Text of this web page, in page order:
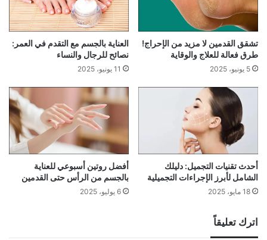
تشقق القدمين لا مزيد من الإحراج!
طرق فعالة للعلاج والوقاية
5 يونيو، 2025
العناية بالجسم مع التقدم في العمر:
نصائح للرجال والنساء
11 يونيو، 2025
أحدث تقنيات التجميل: دليلك
الشامل لأبرز الإجراءات التجميلية
18 مايو، 2025
أفضل روتين أسبوعي للعناية
بالجسم من الرأس حتى القدمين
6 يوليو، 2025
اترك تعليقاً